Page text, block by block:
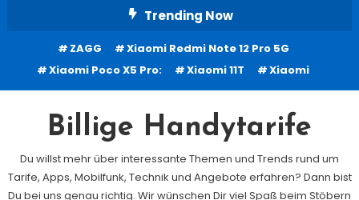
Trending Now
ZAGG
Xiaomi Redmi Note 12 Pro 5G
Xiaomi Poco X5 Pro:
Xiaomi 11T Xiaomi
Billige Handytarife
Du willst mehr über interessante Themen und Trends rund um
Tarife, Apps, Mobilfunk, Technik und Angebote erfahren? Dann bist
Du bei uns genau richtig. Wir wünschen Dir viel Spaß beim Stöbern